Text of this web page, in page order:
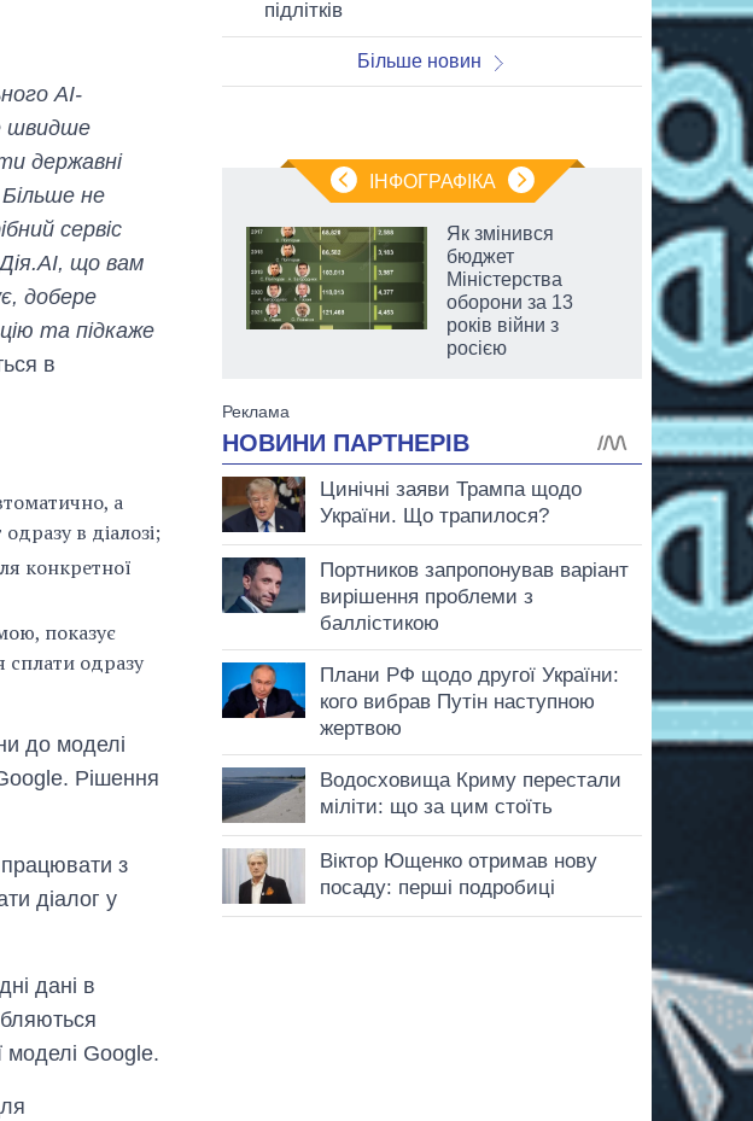
AI-
швидше
державні
не
сервіс
що вам
добере
та підкаже
в
а
в діалозі;
конкретної
показує
сплати одразу
до моделі
Рішення
працювати з
діалог у
дані в
моделі Google.
підлітків
Більше новин
ІНФОГРАФІКА
Як за 10 років
змінилася кількість
вступників на
бакалаврат,
магістратуру та
Як змінився
бюджет
Міністерства
оборони за 13
років війни з
росією